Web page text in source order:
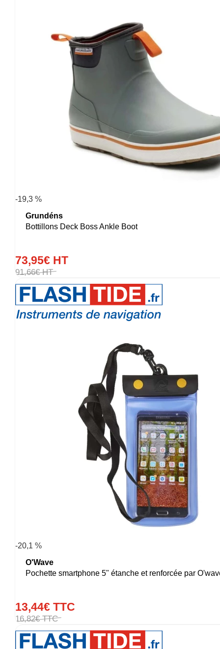
-19,3 %
Grundéns
Bottillons Deck Boss Ankle Boot
73,95€ HT
91,66€ HT
-20,1 %
O'Wave
Pochette smartphone 5" étanche et renforcée par
13,44€ TTC
16,82€ TTC